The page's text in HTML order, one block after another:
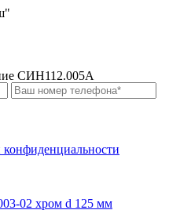
СИН112.005А
конфиденциальности